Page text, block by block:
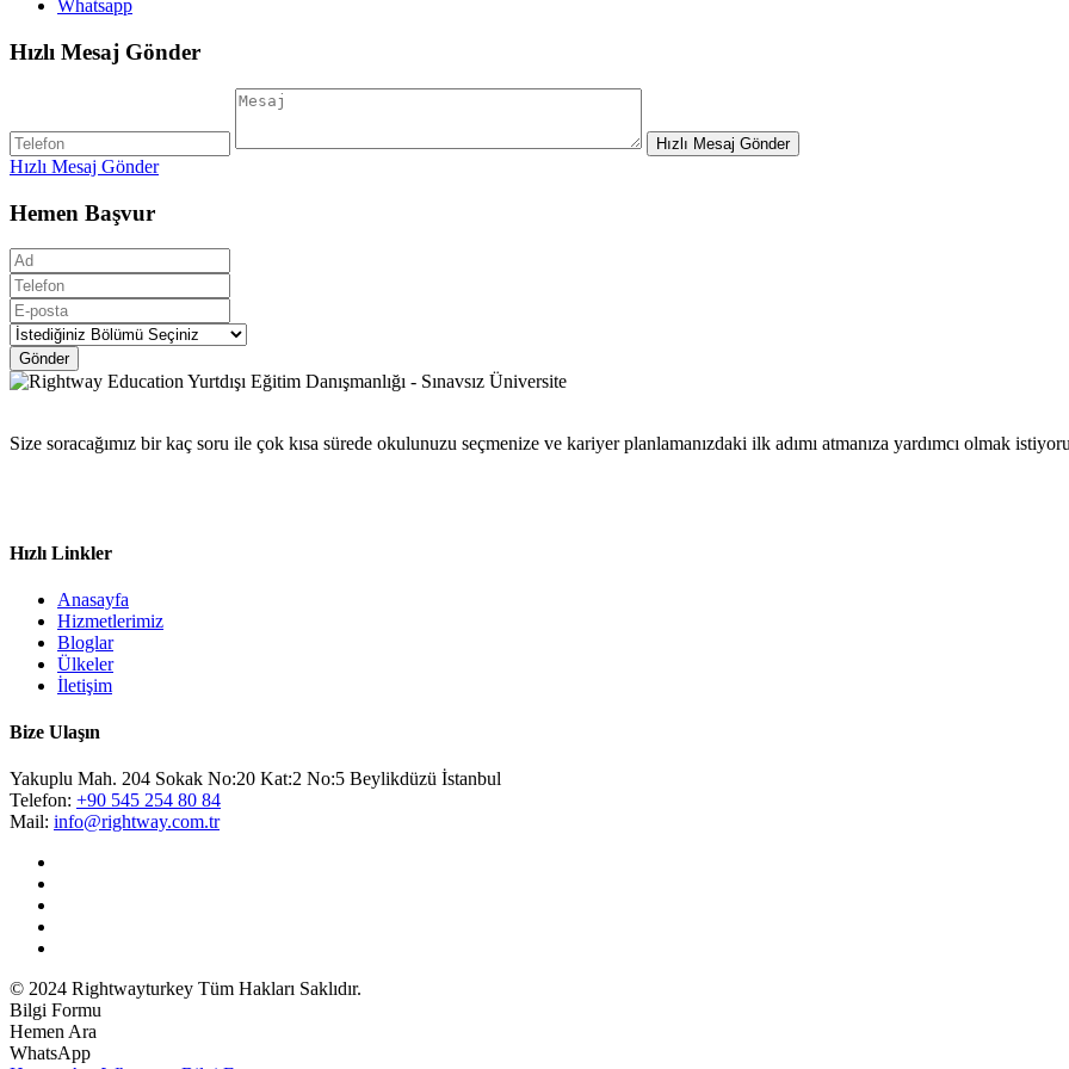
Whatsapp
Hızlı Mesaj Gönder
Hızlı Mesaj Gönder
Hızlı Mesaj Gönder
Hemen Başvur
Gönder
Size soracağımız bir kaç soru ile çok kısa sürede okulunuzu seçmenize ve kariyer planlamanızdaki ilk adımı atmanıza yardımcı olmak
Hızlı Linkler
Anasayfa
Hizmetlerimiz
Bloglar
Ülkeler
İletişim
Bize Ulaşın
Yakuplu Mah. 204 Sokak No:20 Kat:2 No:5 Beylikdüzü İstanbul
Telefon: +90 545 254 80 84
Mail: info@rightway.com.tr
© 2024 Rightwayturkey Tüm Hakları Saklıdır.
Bilgi Formu
Hemen Ara
WhatsApp